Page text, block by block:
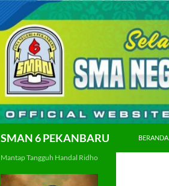
SMAN 6 PEKANBARU BERANDA
Mantap Tangguh Handal Ridho